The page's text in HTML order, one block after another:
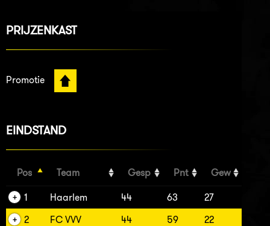
PRIJZENKAST
Promotie
EINDSTAND
Pos Team Gesp Pnt Gew
1 Haarlem 44 63
27
2
FC VVV 44 59
22